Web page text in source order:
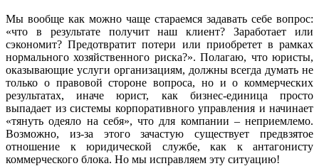
Мы вообще как можно чаще стараемся задавать себе вопрос:
«что в результате получит наш клиент? Заработает или
сэкономит? Предотвратит потери или приобретет в рамках
нормального хозяйственного риска?». Полагаю, что юристы,
оказывающие услуги организациям, должны всегда думать не
только о правовой стороне вопроса, но и о коммерческих
результатах, иначе юрист, как бизнес-единица просто
выпадает из системы корпоративного управления и начинает
«тянуть одеяло на себя», что для компании – неприемлемо.
Возможно, из-за этого зачастую существует предвзятое
отношение к юридической службе, как к антагонисту
коммерческого блока. Но мы исправляем эту ситуацию!